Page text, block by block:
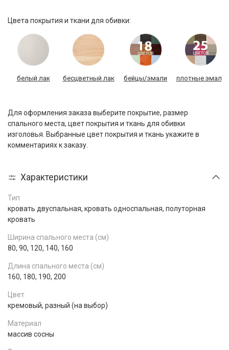
Цвета покрытия и ткани для обивки:
белый лак бесцветный лак бейцы/эмали плотные эмали
Для оформления заказа выберите покрытие, размер
спального места, цвет покрытия и ткань для обивки
изголовья. Выбранные цвет покрытия и ткань укажите в
комментариях к заказу.
Характеристики
Тип
кровать двуспальная, кровать односпальная, полуторная
кровать
Ширина спального места (см)
80, 90, 120, 140, 160
Длина спального места (см)
160, 180, 190, 200
Цвет
кремовый, разный (на выбор)
Материал
массив сосны